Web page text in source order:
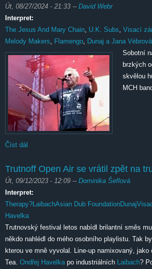
Út, 08/27/2024 - 21:33 -- David Webr
Interpret:
The Jesus And Mary Chain U.K. Subs Visací
Melody Makers
Flamengo Dunaj a Jana Vébrová
Sobotní
brzkých
skvělou
MCH
Číst dál
Trutnoff Open Air se vrátil zpět na
Út, 09/12/2023 - 12:09 -- Dominika Šeflová
Interpret:
Therapy? LaibachAsian Dub FoundationDunaj
Havelka
Trutnovský festival letos nabídl brilantní směs
někdo nahlédl do mého osobního playlistu. Tak
kterou ve mně vyvolal. Line-up namixovaný,
Tea. Ondřej Havelka po industriálních Laibach?